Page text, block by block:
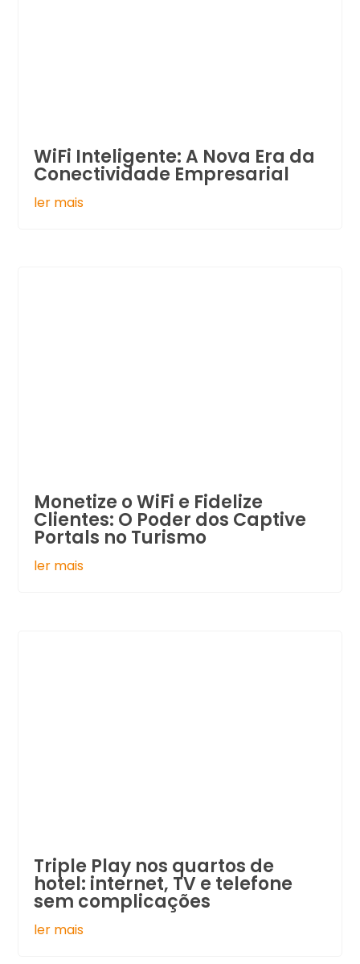
WiFi Inteligente: A Nova Era da
Conectividade Empresarial
ler mais
Monetize o WiFi e Fidelize
Clientes: O Poder dos Captive
Portals no Turismo
ler mais
Triple Play nos quartos de
hotel: internet, TV e telefone
sem complicações
ler mais